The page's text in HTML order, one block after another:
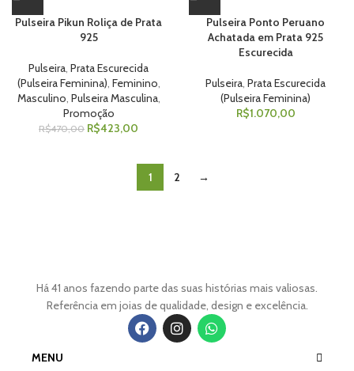
Pulseira Pikun Roliça de Prata
925
Pulseira, Prata Escurecida
(Pulseira Feminina), Feminino,
Masculino, Pulseira Masculina,
Promoção
R$470,00 R$423,00
Pulseira Ponto Peruano
Achatada em Prata 925
Escurecida
Pulseira, Prata Escurecida
(Pulseira Feminina)
R$1.070,00
1 2 →
Há 41 anos fazendo parte das suas histórias mais valiosas.
Referência em joias de qualidade, design e excelência.
MENU